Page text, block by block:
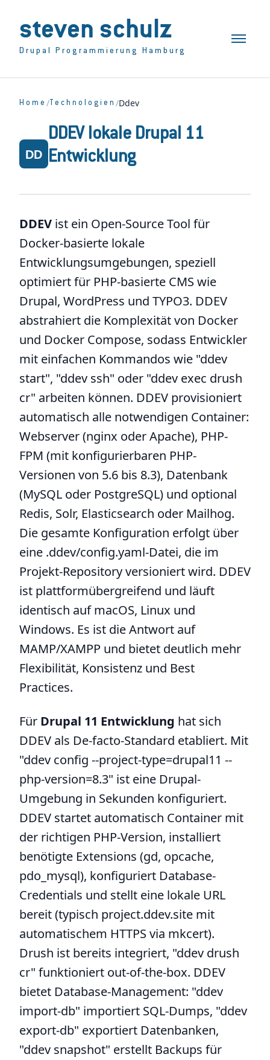
steven schulz
Drupal Programmierung Hamburg
Toggle
Home / Technologien /Ddev
DDEV lokale Drupal 11
Entwicklung
DDEV ist ein Open-Source Tool für
Docker-basierte lokale
Entwicklungsumgebungen, speziell
optimiert für PHP-basierte CMS wie
Drupal, WordPress und TYPO3. DDEV
abstrahiert die Komplexität von Docker
und Docker Compose, sodass Entwickler
mit einfachen Kommandos wie "ddev
start", "ddev ssh" oder "ddev exec drush
cr" arbeiten können. DDEV provisioniert
automatisch alle notwendigen Container:
Webserver (nginx oder Apache), PHP-
FPM (mit konfigurierbaren PHP-
Versionen von 5.6 bis 8.3), Datenbank
(MySQL oder PostgreSQL) und optional
Redis, Solr, Elasticsearch oder Mailhog.
Die gesamte Konfiguration erfolgt über
eine .ddev/config.yaml-Datei, die im
Projekt-Repository versioniert wird. DDEV
ist plattformübergreifend und läuft
identisch auf macOS, Linux und
Windows. Es ist die Antwort auf
MAMP/XAMPP und bietet deutlich mehr
Flexibilität, Konsistenz und Best
Practices.
Für Drupal 11 Entwicklung hat sich
DDEV als De-facto-Standard etabliert. Mit
"ddev config --project-type=drupal11 --
php-version=8.3" ist eine Drupal-
Umgebung in Sekunden konfiguriert.
DDEV startet automatisch Container mit
der richtigen PHP-Version, installiert
benötigte Extensions (gd, opcache,
pdo_mysql), konfiguriert Database-
Credentials und stellt eine lokale URL
bereit (typisch project.ddev.site mit
automatischem HTTPS via mkcert).
Drush ist bereits integriert, "ddev drush
cr" funktioniert out-of-the-box. DDEV
bietet Database-Management: "ddev
import-db" importiert SQL-Dumps, "ddev
export-db" exportiert Datenbanken,
"ddev snapshot" erstellt Backups für